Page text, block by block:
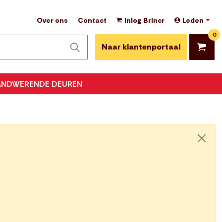
DEUREN
Over ons Contact Inlog Brincr Leden
Naar klantenportaal
0